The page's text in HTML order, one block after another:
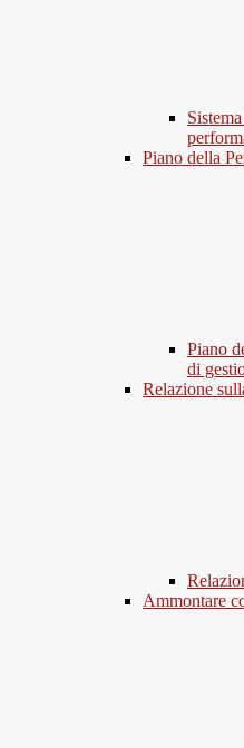
Piano della
Piano
di
Relazione
Ammontare